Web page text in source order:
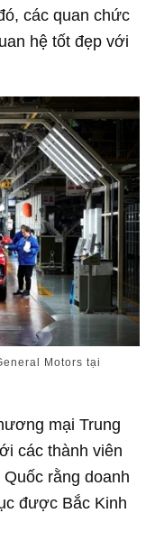
các quan chức
hệ tốt đẹp với
Motors tại
mại Trung
các thành viên
rằng doanh
được Bắc Kinh